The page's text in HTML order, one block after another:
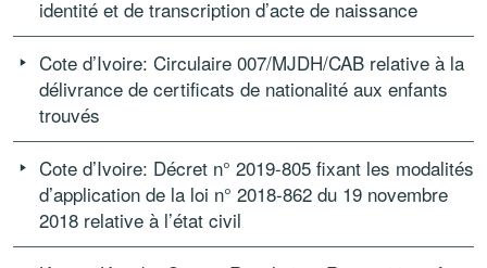
identité et de transcription d’acte de naissance
Cote d’Ivoire: Circulaire 007/MJDH/CAB relative à la
délivrance de certificats de nationalité aux enfants
trouvés
Cote d’Ivoire: Décret n° 2019-805 fixant les modalités
d’application de la loi n° 2018-862 du 19 novembre
2018 relative à l’état civil